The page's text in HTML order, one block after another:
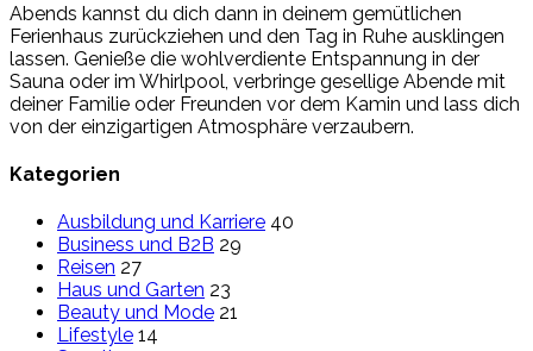
Abends kannst du dich dann in deinem gemütlichen
Ferienhaus zurückziehen und den Tag in Ruhe ausklingen
lassen. Genieße die wohlverdiente Entspannung in der
Sauna oder im Whirlpool, verbringe gesellige Abende mit
deiner Familie oder Freunden vor dem Kamin und lass dich
von der einzigartigen Atmosphäre verzaubern.
Kategorien
Ausbildung und Karriere 40
Business und B2B 29
Reisen 27
Haus und Garten 23
Beauty und Mode 21
Lifestyle 14